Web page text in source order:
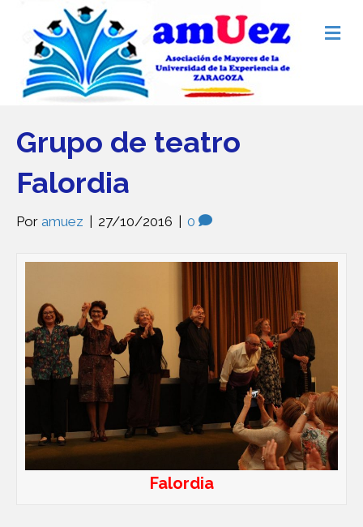
M
e
Grupo de teatro
Falordia
Por amuez 27/10/2016 0
Falordia